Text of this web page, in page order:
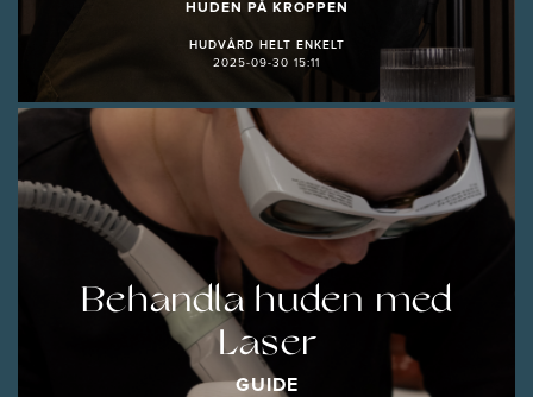
HUDEN PÅ KROPPEN
HUDVÅRD HELT ENKELT
2025-09-30 15:11
Behandla huden med
Laser
GUIDE